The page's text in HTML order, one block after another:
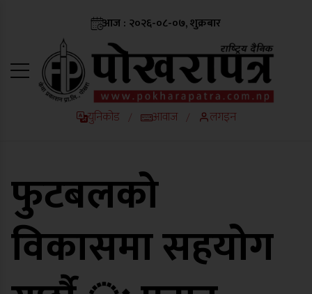
आज : २०२६-०८-०७, शुक्रबार
युनिकोड / आवाज / लगइन
फुटबलको
विकासमा सहयोग